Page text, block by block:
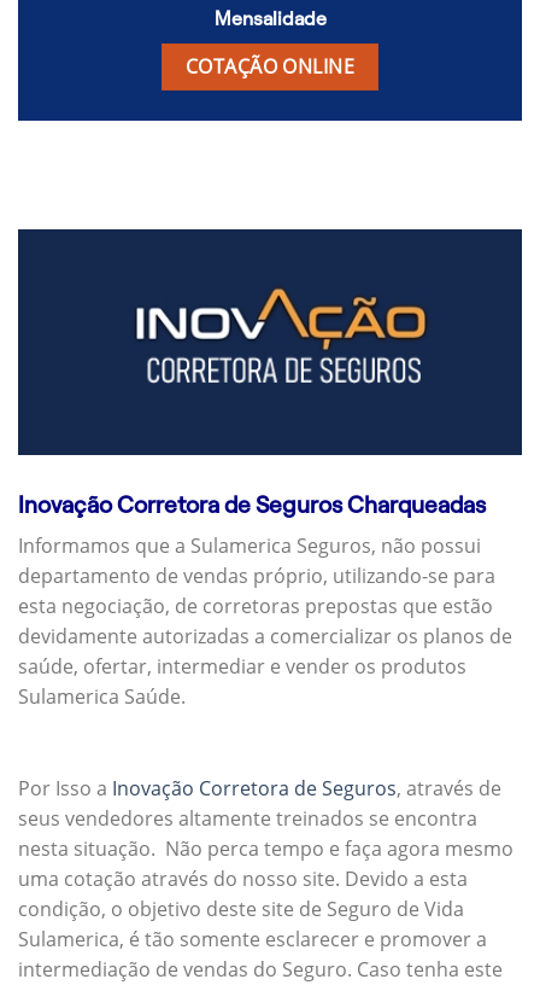
Mensalidade
COTAÇÃO ONLINE
Inovação Corretora de Seguros Charqueadas
Informamos que a Sulamerica Seguros, não possui
departamento de vendas próprio, utilizando-se para
esta negociação, de corretoras prepostas que estão
devidamente autorizadas a comercializar os planos de
saúde, ofertar, intermediar e vender os produtos
Sulamerica Saúde.
Por Isso a Inovação Corretora de Seguros, através de
seus vendedores altamente treinados se encontra
nesta situação. Não perca tempo e faça agora mesmo
uma cotação através do nosso site. Devido a esta
condição, o objetivo deste site de Seguro de Vida
Sulamerica, é tão somente esclarecer e promover a
intermediação de vendas do Seguro. Caso tenha este